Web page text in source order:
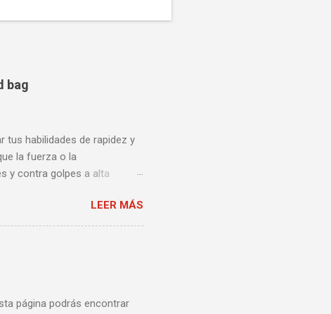
bag
tus habilidades de rapidez y
la fuerza o la
y contra golpes a alta
te enseñamos algunos
esta lista de videos podrás
LEER MÁS
página podrás encontrar